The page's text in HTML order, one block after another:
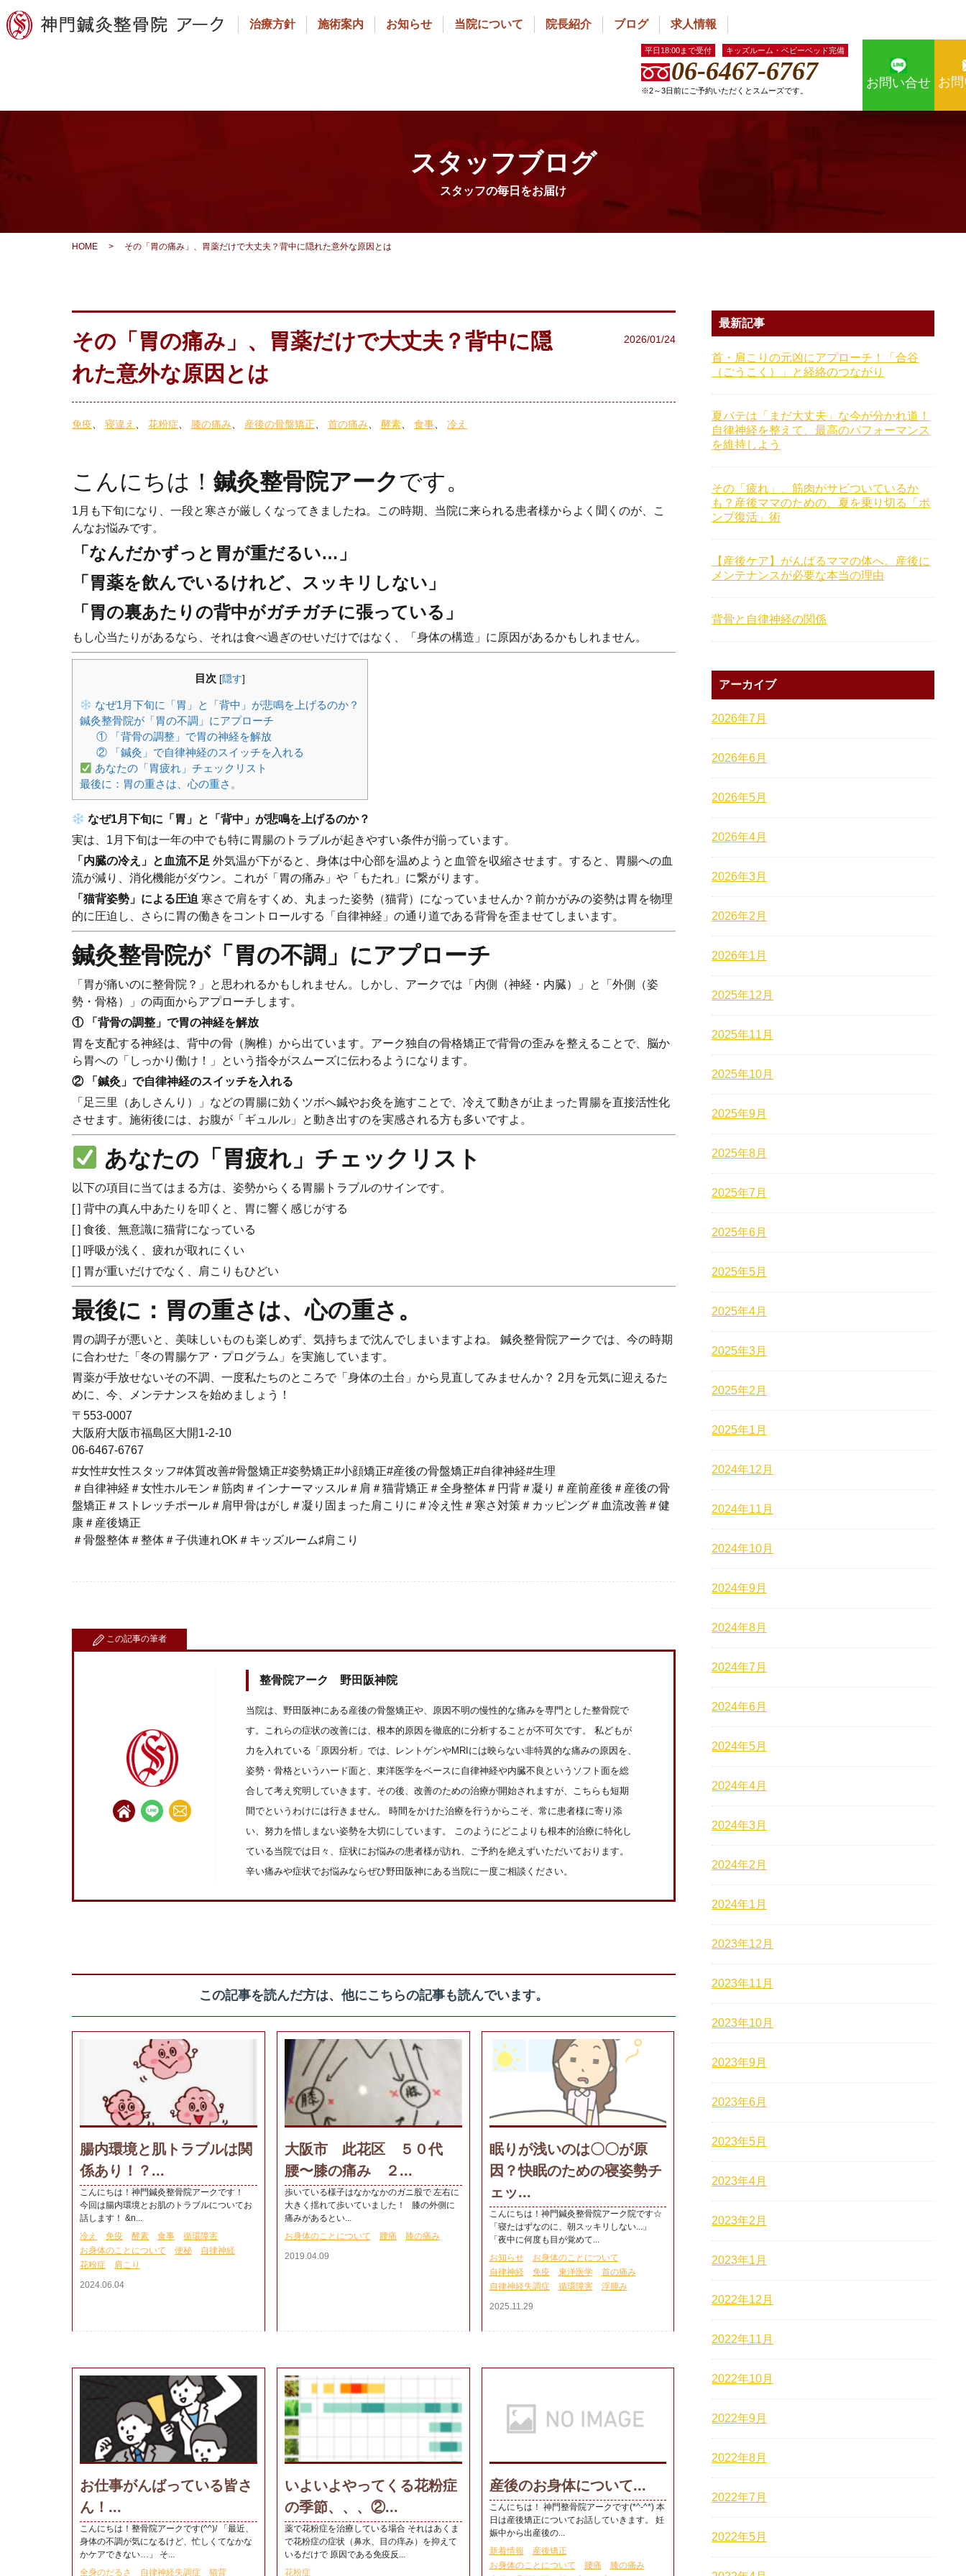
治療方針 施術案内 お知らせ 当院について 院長紹介 ブログ 求人情報
お
お問い合せ
平日18:00まで受付 キッズルーム・ベビーベッド完備
06-6467-6767
※2～3日前にご予約いただくとスムーズです。
スタッフブログ
スタッフの毎日をお届け
HOME > その「胃の痛み」、胃薬だけで大丈夫？背中に隠れた意外な原因とは
その「胃の痛み」、胃薬だけで大丈夫？背中に隠
れた意外な原因とは
2026/01/24
免疫 寝違え 花粉症 膝の痛み 産後の骨盤矯正 首の痛み 酵素 食事 冷え
こんにちは！ 鍼灸整骨院アークです。
1月も下旬になり、一段と寒さが厳しくなってきましたね。この時期、当院に来られる患者様からよく聞くのが、こ
んなお悩みです。
「なんだかずっと胃が重だるい…」
「胃薬を飲んでいるけれど、スッキリしない」
「胃の裏あたりの背中がガチガチに張っている」
もし心当たりがあるなら、それは食べ過ぎのせいだけではなく、「身体の構造」に原因があるかもしれません。
目次 [隠す]
なぜ1月下旬に「胃」と「背中」が悲鳴を上げるのか？
鍼灸整骨院が「胃の不調」にアプローチ
① 「背骨の調整」で胃の神経を解放
② 「鍼灸」で自律神経のスイッチを入れる
あなたの「胃疲れ」チェックリスト
最後に：胃の重さは、心の重さ。
なぜ1月下旬に「胃」と「背中」が悲鳴を上げるのか？
実は、1月下旬は一年の中でも特に胃腸のトラブルが起きやすい条件が揃っています。
「内臓の冷え」と血流不足 外気温が下がると、身体は中心部を温めようと血管を収縮させます。すると、胃腸への血
流が減り、消化機能がダウン。これが「胃の痛み」や「もたれ」に繋がります。
「猫背姿勢」による圧迫 寒さで肩をすくめ、丸まった姿勢（猫背）になっていませんか？前かがみの姿勢は胃を物理
的に圧迫し、さらに胃の働きをコントロールする「自律神経」の通り道である背骨を歪ませてしまいます。
鍼灸整骨院が「胃の不調」にアプローチ
「胃が痛いのに整骨院？」と思われるかもしれません。しかし、アークでは「内側（神経・内臓）」と「外側（姿
勢・骨格）」の両面からアプローチします。
① 「背骨の調整」で胃の神経を解放
胃を支配する神経は、背中の骨（胸椎）から出ています。アーク独自の骨格矯正で背骨の歪みを整えることで、脳か
ら胃への「しっかり働け！」という指令がスムーズに伝わるようになります。
② 「鍼灸」で自律神経のスイッチを入れる
「足三里（あしさんり）」などの胃腸に効くツボへ鍼やお灸を施すことで、冷えて動きが止まった胃腸を直接活性化
させます。施術後には、お腹が「ギュルル」と動き出すのを実感される方も多いですよ。
あなたの「胃疲れ」チェックリスト
以下の項目に当てはまる方は、姿勢からくる胃腸トラブルのサインです。
[ ] 背中の真ん中あたりを叩くと、胃に響く感じがする
[ ] 食後、無意識に猫背になっている
[ ] 呼吸が浅く、疲れが取れにくい
[ ] 胃が重いだけでなく、肩こりもひどい
最後に：胃の重さは、心の重さ。
胃の調子が悪いと、美味しいものも楽しめず、気持ちまで沈んでしまいますよね。 鍼灸整骨院アークでは、今の時期
に合わせた「冬の胃腸ケア・プログラム」を実施しています。
胃薬が手放せないその不調、一度私たちのところで「身体の土台」から見直してみませんか？ 2月を元気に迎えるた
めに、今、メンテナンスを始めましょう！
〒553-0007
大阪府大阪市福島区大開1-2-10
06-6467-6767
#女性#女性スタッフ#体質改善#骨盤矯正#姿勢矯正#小顔矯正#産後の骨盤矯正#自律神経#生理
＃自律神経＃女性ホルモン＃筋肉＃インナーマッスル＃肩＃猫背矯正＃全身整体＃円背＃凝り＃産前産後＃産後の骨
盤矯正＃ストレッチポール＃肩甲骨はがし＃凝り固まった肩こりに＃冷え性＃寒さ対策＃カッピング＃血流改善＃健
康＃産後矯正
＃骨盤整体＃整体＃子供連れOK＃キッズルーム♯肩こり
この記事の筆者
整骨院アーク 野田阪神院
当院は、野田阪神にある産後の骨盤矯正や、原因不明の慢性的な痛みを専門とした整骨院で
す。これらの症状の改善には、根本的原因を徹底的に分析することが不可欠です。 私どもが
力を入れている「原因分析」では、レントゲンやMRIには映らない非特異的な痛みの原因を、
姿勢・骨格というハード面と、東洋医学をベースに自律神経や内臓不良というソフト面を総
合して考え究明していきます。その後、改善のための治療が開始されますが、こちらも短期
間でというわけには行きません。 時間をかけた治療を行うからこそ、常に患者様に寄り添
い、努力を惜しまない姿勢を大切にしています。 このようにどこよりも根本的治療に特化し
ている当院では日々、症状にお悩みの患者様が訪れ、ご予約を絶えずいただいております。
辛い痛みや症状でお悩みならぜひ野田阪神にある当院に一度ご相談ください。
この記事を読んだ方は、他にこちらの記事も読んでいます。
腸内環境と肌トラブルは関
係あり！？...
こんにちは！神門鍼灸整骨院アークです！
今回は腸内環境とお肌のトラブルについてお
話します！ &n...
冷え
免疫 酵素 食事
循環障害
お身体のことについて
便秘
自律神経
花粉症
肩こり
2024.06.04
大阪市 此花区 ５０代
腰〜膝の痛み ２...
歩いている様子はなかなかのガニ股で 左右に
大きく揺れて歩いていました！ 膝の外側に
痛みがあるとい...
お身体のことについて
腰痛
膝の痛み
2019.04.09
眠りが浅いのは〇〇が原
因？快眠のための寝姿勢チ
ェッ...
こんにちは！神門鍼灸整骨院アーク院です☆
「寝たはずなのに、朝スッキリしない...」
「夜中に何度も目が覚めて...
お知らせ
お身体のことについて
自律神経
免疫 東洋医学
首の痛み
自律神経失調症
循環障害
浮腫み
2025.11.29
お仕事がんばっている皆さ
ん！...
こんにちは！整骨院アークです(^^)/ 「最近、
身体の不調が気になるけど、忙しくてなかな
かケアできない…」 そ...
全身のだるさ
自律神経失調症 猫背
いよいよやってくる花粉症
の季節、、、②...
薬で花粉症を治療している場合 それはあくま
で花粉症の症状（鼻水、目の痒み）を抑えて
いるだけで 原因である免疫反...
花粉症
産後のお身体について...
こんにちは！ 神門整骨院アークです(*^-^*) 本
日は産後矯正についてお話していきます。 妊
娠中から出産後の...
新着情報
産後矯正
お身体のことについて
腰痛
膝の痛み
最新記事
首・肩こりの元凶にアプローチ！「合谷
（ごうこく）」と経絡のつながり
夏バテは「まだ大丈夫」な今が分かれ道！
自律神経を整えて、最高のパフォーマンス
を維持しよう
その「疲れ」、筋肉がサビついているか
も？産後ママのための、夏を乗り切る「ポ
ンプ復活」術
【産後ケア】がんばるママの体へ。産後に
メンテナンスが必要な本当の理由
背骨と自律神経の関係
アーカイブ
2026年7月
2026年6月
2026年5月
2026年4月
2026年3月
2026年2月
2026年1月
2025年12月
2025年11月
2025年10月
2025年9月
2025年8月
2025年7月
2025年6月
2025年5月
2025年4月
2025年3月
2025年2月
2025年1月
2024年12月
2024年11月
2024年10月
2024年9月
2024年8月
2024年7月
2024年6月
2024年5月
2024年4月
2024年3月
2024年2月
2024年1月
2023年12月
2023年11月
2023年10月
2023年9月
2023年6月
2023年5月
2023年4月
2023年2月
2023年1月
2022年12月
2022年11月
2022年10月
2022年9月
2022年8月
2022年7月
2022年5月